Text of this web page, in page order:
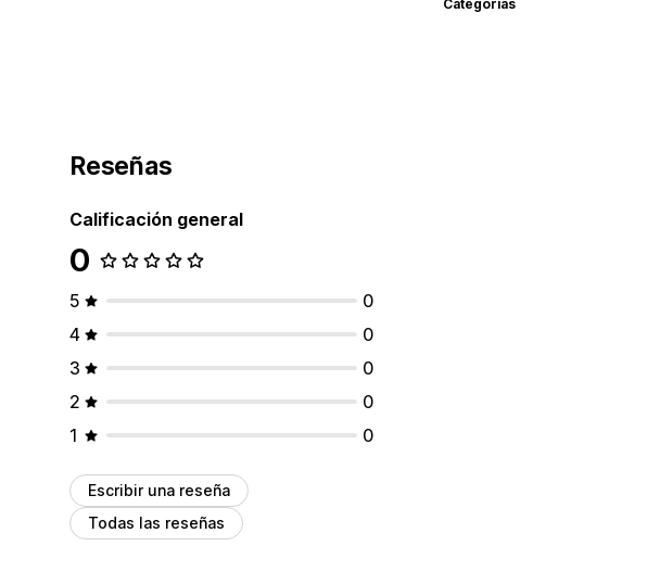
Categorías
Reseñas
Calificación general
0
5
0
4
0
3
0
2
0
1
0
Escribir una reseña
Todas las reseñas